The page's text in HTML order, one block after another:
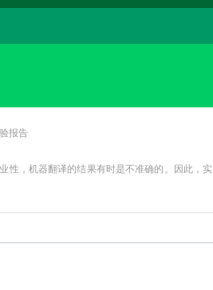
报告
性，机器翻译的结果有时是不准确的。因此，实